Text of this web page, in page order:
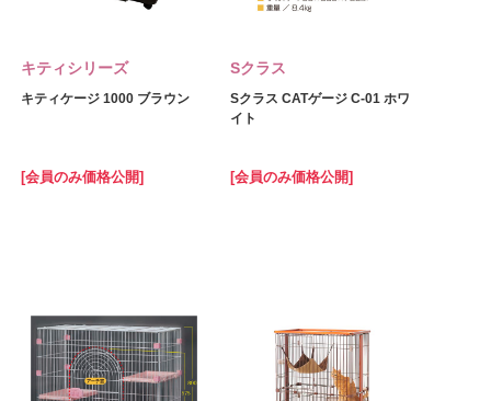
キティシリーズ
キティケージ 1000 ブラウン
[会員のみ価格公開]
Sクラス
Sクラス CATゲージ C‐01 ホワ
イト
[会員のみ価格公開]